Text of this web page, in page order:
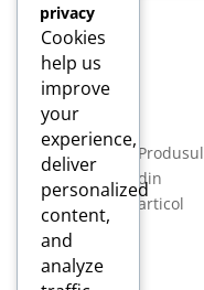
Cand
Einstein se
plimba cu
Gödel,
Humanitas,
Stiinta
Tehnica
Produsul
din
articol
privacy
Cookies
help us
improve
your
experience,
deliver
personalized
content,
and
analyze